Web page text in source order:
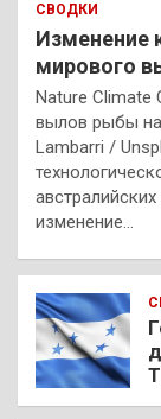
СВОДКИ
Изменение
мирового
Nature Climate
вылов рыбы
Lambarri /
изменение…